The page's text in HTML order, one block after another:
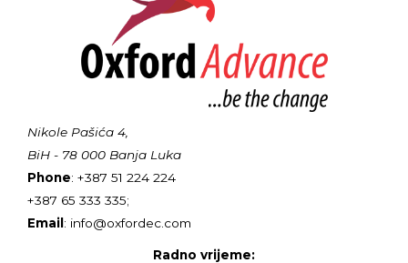
Nikole Pašića 4,
BiH - 78 000 Banja Luka
Phone: +387 51 224 224
+387 65 333 335;
Email: info@oxfordec.com
Radno vrijeme: